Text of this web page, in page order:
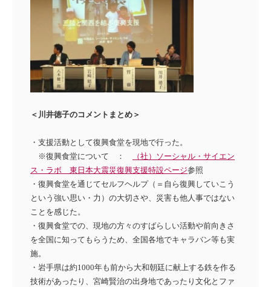
＜川井徳子のコメントまとめ＞
・支援活動として復興食堂を現地で行った。
※復興食堂について ：
（社）ソーシャル・サイエン
ス・ラボ 東日本大震災復興支援特設ページ参照
・復興食堂を通じてセルフヘルプ（＝自ら復興していこう
という強い思い・力）の大切さや、災害も他人事ではない
ことを感じた。
・復興食堂での、現地の方々のすばらしい活動や前向きさ
を全国に知ってもらうため、全国各地でキャラバン等も実
施。
・岩手県は約1000年も前から大和朝廷に献上する鉄を作る
技術があったり、宮崎賢治の出身地であったり文化とファ